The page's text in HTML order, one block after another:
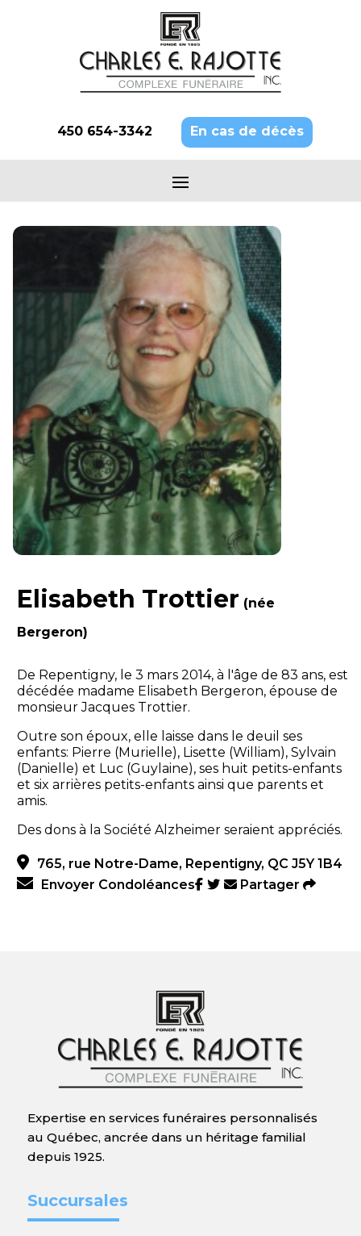
450 654-3342 En cas de décès
Elisabeth Trottier (née
Bergeron)
De Repentigny, le 3 mars 2014, à l'âge de 83 ans, est
décédée madame Elisabeth Bergeron, épouse de
monsieur Jacques Trottier.
Outre son époux, elle laisse dans le deuil ses
enfants: Pierre (Murielle), Lisette (William), Sylvain
(Danielle) et Luc (Guylaine), ses huit petits-enfants
et six arrières petits-enfants ainsi que parents et
amis.
Des dons à la Société Alzheimer seraient appréciés.
765, rue Notre-Dame, Repentigny, QC J5Y 1B4
Envoyer Condoléances
Partager
Expertise en services funéraires personnalisés
au Québec, ancrée dans un héritage familial
depuis 1925.
Succursales